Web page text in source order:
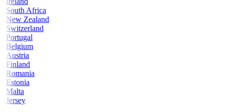
South Africa
New Zealand
Switzerland
Portugal
Belgium
Austria
Finland
Romania
Estonia
Malta
Jersey